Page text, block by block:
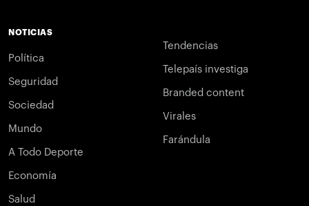
NOTICIAS
Política
Seguridad
Sociedad
Mundo
A Todo Deporte
Economía
Salud
Tendencias
Telepaís investiga
Branded content
Virales
Farándula